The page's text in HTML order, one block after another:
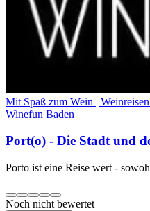
Mit Spaß zum Wein |
Winefun Baden
Port(o) - Die Stadt und
Porto ist eine Reise wert -
Noch nicht bewertet